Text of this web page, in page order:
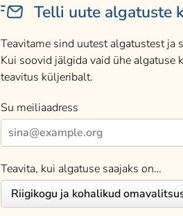
Telli uute algatuste
Teavitame sind uutest algatustest ja
Kui soovid jälgida vaid ühe algatuse
teavitus küljeribalt.
Su meiliaadress
Teavita, kui algatuse saajaks on…